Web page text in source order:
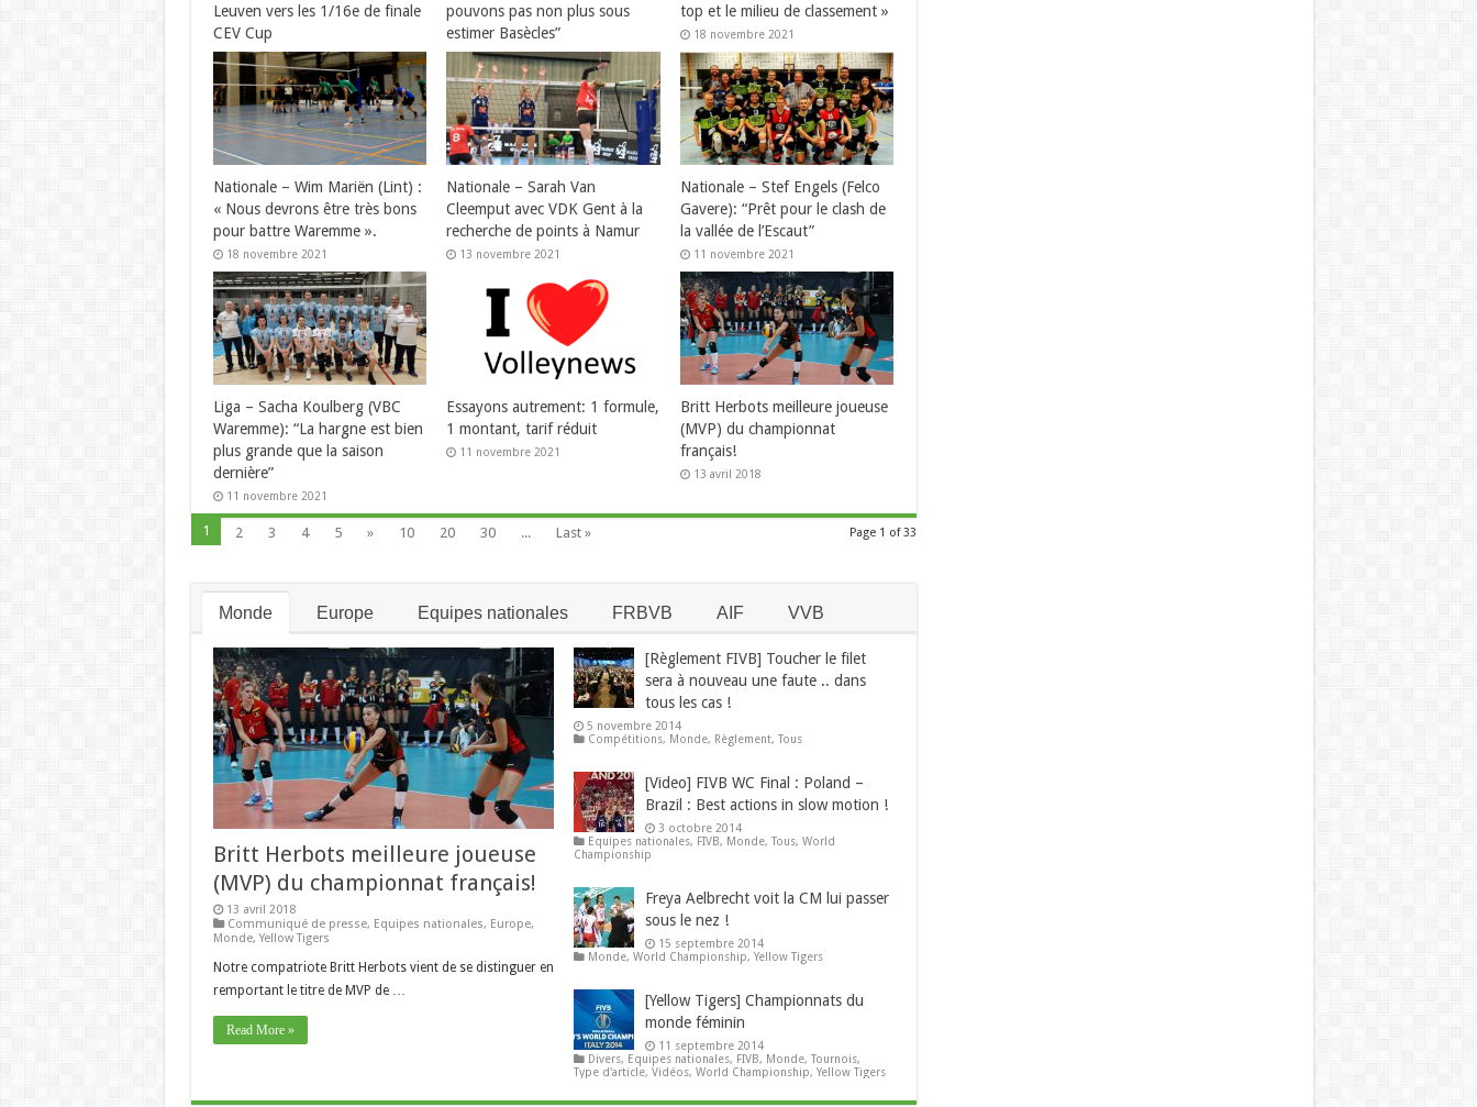
Leuven vers les 1/16e de finale
CEV Cup
20 novembre 2021
pouvons pas non plus sous
estimer Basècles”
19 novembre 2021
top et le milieu de classement »
18 novembre 2021
Nationale – Wim Mariën (Lint) :
« Nous devrons être très bons
pour battre Waremme ».
18 novembre 2021
Nationale – Sarah Van
Cleemput avec VDK Gent à la
recherche de points à Namur
13 novembre 2021
Nationale – Stef Engels (Felco
Gavere): “Prêt pour le clash de
la vallée de l’Escaut”
11 novembre 2021
Liga – Sacha Koulberg (VBC
Waremme): “La hargne est bien
plus grande que la saison
dernière”
11 novembre 2021
Essayons autrement: 1 formule,
1 montant, tarif réduit
11 novembre 2021
Britt Herbots meilleure joueuse
(MVP) du championnat
français!
13 avril 2018
Page 1 of 33
1 2 3 4 5 » 10 20 30 ... Last »
Monde Europe Equipes nationales FRBVB AIF VVB
Britt Herbots meilleure joueuse
(MVP) du championnat français!
13 avril 2018
Communiqué de presse, Equipes nationales, Europe,
Monde,Yellow Tigers
Notre compatriote Britt Herbots vient de se distinguer en
remportant le titre de MVP de …
Read More »
[Règlement FIVB] Toucher le filet
sera à nouveau une faute .. dans
tous les cas !
5 novembre 2014
Compétitions, Monde, Règlement,Tous
[Video] FIVB WC Final : Poland –
Brazil : Best actions in slow motion !
3 octobre 2014
Equipes nationales, FIVB, Monde,Tous,World
Championship
Freya Aelbrecht voit la CM lui passer
sous le nez !
15 septembre 2014
Monde,World Championship,Yellow Tigers
[Yellow Tigers] Championnats du
monde féminin
11 septembre 2014
Divers, Equipes nationales, FIVB, Monde,Tournois,
Type d'article,Vidéos,World Championship,Yellow Tigers